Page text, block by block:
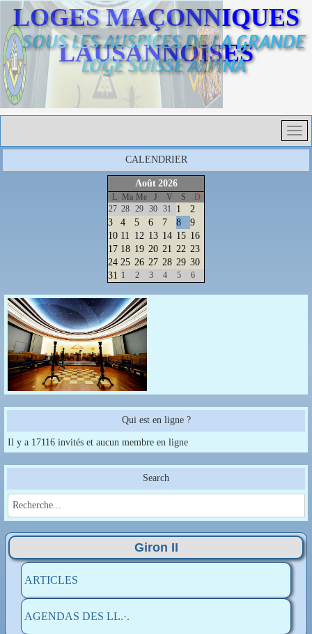
LOGES MAÇONNIQUES
LAUSANNOISES
SOUS LES AUSPICES DE LA GRANDE
LOGE SUISSE ALPINA
CALENDRIER
Août 2026
L Ma Me J V S
D
27 28 29 30 31 1
2
3
4 5 6 7 8
9
10 11 12 13 14 15 16
17 18 19 20 21 22 23
24 25 26 27 28 29 30
31 1 2 3 4 5 6
Qui est en ligne ?
Il y a 17116 invités et aucun membre en ligne
Search
Giron II
ARTICLES
AGENDAS DES LL.·.